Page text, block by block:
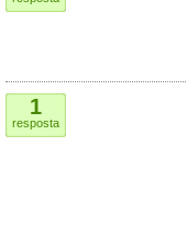
1
resposta